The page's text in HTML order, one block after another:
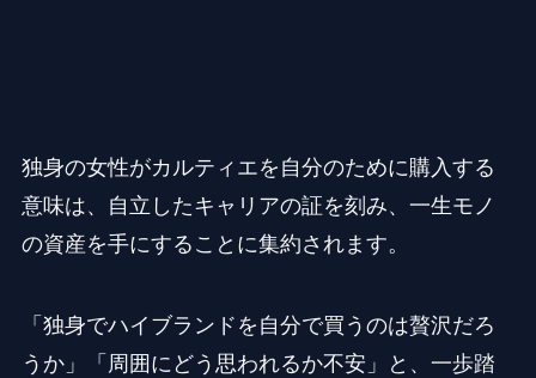
独身の女性がカルティエを自分のために購入する
意味は、自立したキャリアの証を刻み、一生モノ
の資産を手にすることに集約されます。
「独身でハイブランドを自分で買うのは贅沢だろ
うか」「周囲にどう思われるか不安」と、一歩踏